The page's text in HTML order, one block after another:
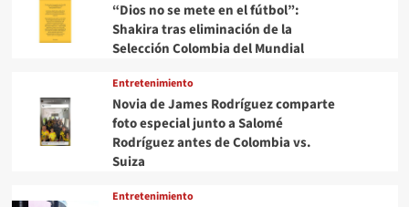
“Dios no se mete en el fútbol”:
Shakira tras eliminación de la
Selección Colombia del Mundial
Entretenimiento
Novia de James Rodríguez comparte
foto especial junto a Salomé
Rodríguez antes de Colombia vs.
Suiza
Entretenimiento